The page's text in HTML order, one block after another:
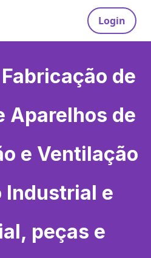
Login
Fabricação de
Aparelhos de
e Ventilação
Industrial e
peças e